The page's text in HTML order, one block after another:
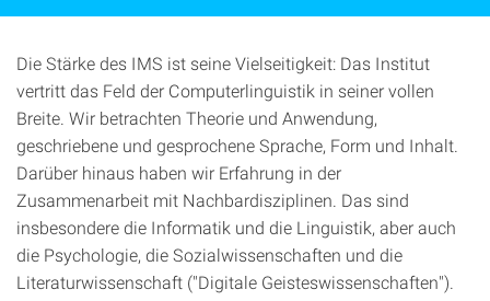
Die Stärke des IMS ist seine Vielseitigkeit: Das Institut
vertritt das Feld der Computerlinguistik in seiner vollen
Breite. Wir betrachten Theorie und Anwendung,
geschriebene und gesprochene Sprache, Form und Inhalt.
Darüber hinaus haben wir Erfahrung in der
Zusammenarbeit mit Nachbardisziplinen. Das sind
insbesondere die Informatik und die Linguistik, aber auch
die Psychologie, die Sozialwissenschaften und die
Literaturwissenschaft ("Digitale Geisteswissenschaften").